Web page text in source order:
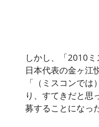
しかし、「2010ミ
日本代表の金ヶ江
「（ミスコンで
り、すてきだと思
募することになっ